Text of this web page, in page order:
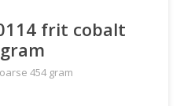
frit cobalt
454 gram